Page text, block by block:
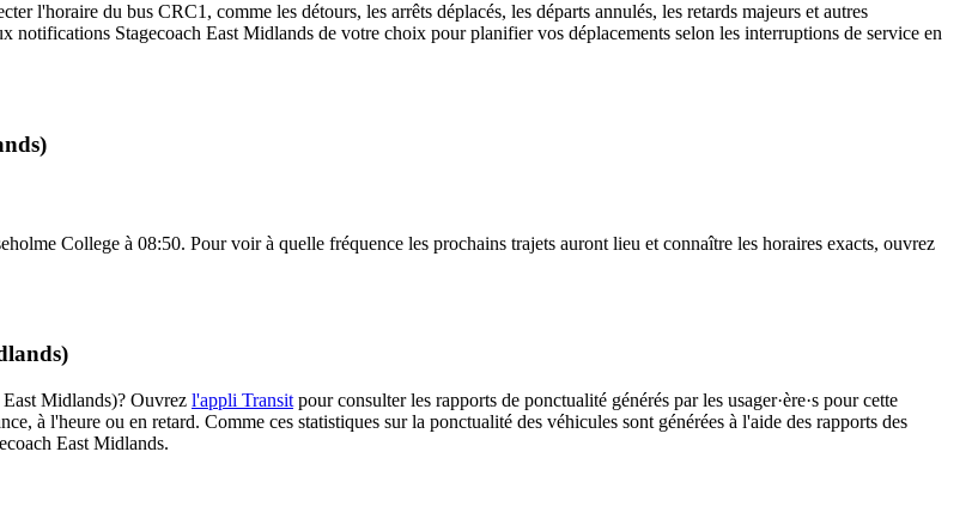
l'horaire du bus CRC1, comme les détours, les arrêts déplacés, les départs annulés, les retards majeurs et autres
notifications Stagecoach East Midlands de votre choix pour planifier vos déplacements selon les interruptions de service en
College à 08:50. Pour voir à quelle fréquence les prochains trajets auront lieu et connaître les horaires exacts, ouvrez
Midlands)? Ouvrez l'appli Transit pour consulter les rapports de ponctualité générés par les usager·ère·s pour cette
à l'heure ou en retard. Comme ces statistiques sur la ponctualité des véhicules sont générées à l'aide des rapports des
East Midlands.